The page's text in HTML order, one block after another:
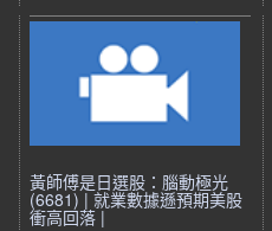
黃師傅是日選股：腦動極光
(6681) | 就業數據遜預期美股
衝高回落 |